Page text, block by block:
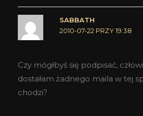
SABBATH
2010-07-22 PRZY 19:38
Czy mógłbyś się podpisać,
dostałam żadnego maila w tej
chodzi?